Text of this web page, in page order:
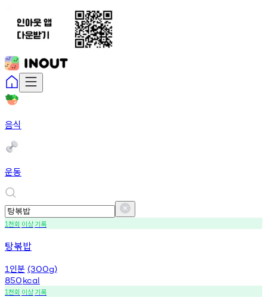
음식
운동
1천회 이상기록
탕볶밥
1 인분 (300g)
850kcal
1천회 이상기록